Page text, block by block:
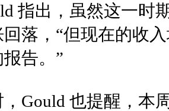
指出，虽然这一时
回落，“但现在的收
告。”
Gould 也提醒，本